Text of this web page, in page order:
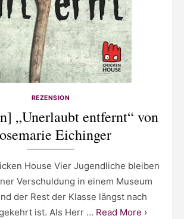
REZENSION
„Unerlaubt entfernt“ von
Eichinger
House Vier Jugendliche bleiben
Verschuldung in einem Museum
der Rest der Klasse längst nach
ist. Als Herr … Read More ›